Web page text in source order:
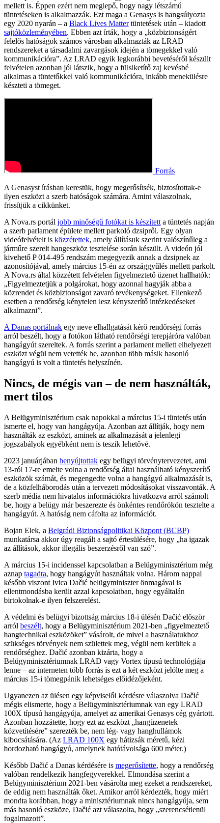
mellett is. Éppen ezért nem meglepő, hogy nagy létszámú
tüntetéseken is alkalmazzák. Ezt maga a Genasys is hangsúlyozta
egy 2020 nyarán – a Black Lives Mattertüntetések után – kiadott
sajtóközleményében. Ebben azt írták, hogy a „közbiztonságért
felelős hatóságok számos városban alkalmazták az LRAD
rendszereket a társadalmi zavargások idején a tömegekkel való
kommunikációra”. Az LRAD egyik legkorábbi bevetéséről készült
felvételen azonban jól látszik, hogy a fülsiketítő zaj kevésbé
alkalmas a tüntetőkkel való kommunikációra, inkább menekülésre
készteti a tömeget.
Forrás
A Genasyst írásban kerestük, hogy megerősítsék, biztosítottak-e
ilyen eszközt a szerb hatóságok számára. Amint válaszolnak,
frissítjük a cikkünket.
A Nova.rs portál jobb minőségű fotókat is készített a tüntetés napján
a szerb parlament épülete mellett parkoló dzsipről. Egy olyan
videófelvételt is közzétettek, amely állításuk szerint valószínűleg a
járműre szerelt hangeszköz tesztelése során készült. A videón jól
kivehető P 014-495 rendszám megegyezik annak a dzsipnek az
azonosítójával, amely március 15-én az országgyűlés mellett parkolt.
A Nova.rs által közzétett felvételen figyelmeztető üzenet hallhatók:
„Figyelmeztetjük a polgárokat, hogy azonnal hagyják abba a
közrendet és közbiztonságot zavaró tevékenységeket. Ellenkező
esetben a rendőrség kénytelen lesz kényszerítő intézkedéseket
alkalmazni”.
A Danas portálnak egy neve elhallgatását kérő rendőrségi forrás
arról beszélt, hogy a fotókon látható rendőrségi terepjáróra valóban
hangágyút szereltek. A forrás szerint a parlament mellett elhelyezett
eszközt végül nem vetették be, azonban több másik hasonló
hangágyú is volt a tüntetés helyszínén.
Nincs, de mégis van – de nem használták,
mert tilos
A Belügyminisztérium csak napokkal a március 15-i tüntetés után
ismerte el, hogy van hangágyúja. Azonban azt állítják, hogy nem
használták az eszközt, aminek az alkalmazását a jelenlegi
jogszabályok egyébként nem is teszik lehetővé.
2023 januárjában benyújtottak egy belügyi törvénytervezetet, ami
13-ról 17-re emelte volna a rendőrség által használható kényszerítő
eszközök számát, és megengedte volna a hangágyú alkalmazását is,
de a közfelháborodás után a tervezett módosításokat visszavonták. A
szerb média nem hivatalos információkra hivatkozva arról számolt
be, hogy a belügy már beszerezte és önkéntes rendőrökön tesztelte a
hangágyút. A hatóság nem cáfolta az információt.
Bojan Elek, a Belgrádi Biztonságpolitikai Központ (BCBP)
munkatársa akkor úgy reagált a sajtó értesülésére, hogy „ha igazak
az állítások, akkor illegális beszerzésről van szó”.
A március 15-i incidenssel kapcsolatban a Belügyminisztérium még
aznap tagadta, hogy hangágyút használtak volna. Három nappal
később viszont Ivica Dačić belügyminiszter önmagával is
ellentmondásba került azzal kapcsolatban, hogy egyáltalán
birtokolnak-e ilyen felszerelést.
A védelmi és belügyi bizottság március 18-i ülésén Dačić először
arról beszélt, hogy a Belügyminisztérium 2021-ben „figyelmeztető
hangtechnikai eszközöket” vásárolt, de mivel a használatukhoz
szükséges törvények nem születtek meg, végül nem kerültek a
rendőrséghez. Dačić azonban kizárta, hogy a
Belügyminisztériumnak LRAD vagy Vortex típusú technológiája
lenne – az interneten több forrás is ezt a két eszközt jelölte meg a
március 15-i tömegpánik lehetséges előidézőjeként.
Ugyanezen az ülésen egy képviselői kérdésre válaszolva Dačić
mégis elismerte, hogy a Belügyminisztériumnak van egy LRAD
100X típusú hangágyúja, amelyet az amerikai Genasys cég gyártott.
Azonban hozzátette, hogy ezt az eszközt „hangüzenetek
közvetítésére” szerezték be, nem lég- vagy hanghullámok
kibocsátására. (Az LRAD 100X egy hátizsák méretű, kézi
hordozható hangágyú, amelynek hatótávolsága 600 méter.)
Később Dačić a Danas kérdésére is megerősítette, hogy a rendőrség
valóban rendelkezik hangfegyverekkel. Elmondása szerint a
Belügyminisztérium 2021-ben vásárolta meg ezeket a rendszereket,
de eddig nem használták őket. Amikor arról kérdezték, hogy miért
mondta korábban, hogy a minisztériumnak nincs hangágyúja, sem
más hasonló eszköze, Dačić azt válaszolta, hogy „szerencsétlenül
fogalmazott”.